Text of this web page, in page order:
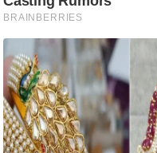
स
क्षा
ध
र्म
ज्यो
ति